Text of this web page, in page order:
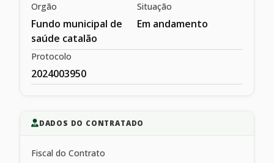
Orgão
Fundo municipal de
saúde catalão
Situação
Em andamento
Protocolo
2024003950
DADOS DO CONTRATADO
Fiscal do Contrato